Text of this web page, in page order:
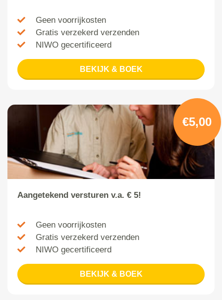
Geen voorrijkosten
Gratis verzekerd verzenden
NIWO gecertificeerd
BEKIJK & BOEK
€5,00
Aangetekend versturen v.a. € 5!
Geen voorrijkosten
Gratis verzekerd verzenden
NIWO gecertificeerd
BEKIJK & BOEK